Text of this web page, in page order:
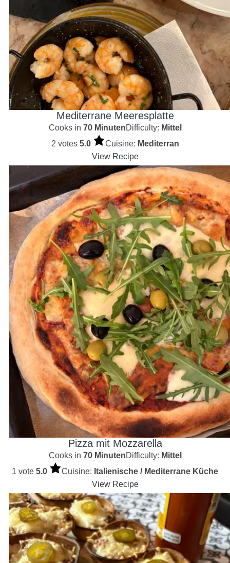
Mediterrane Meeresplatte
Cooks in 70 MinutenDifficulty: Mittel
2 votes 5.0 Cuisine: Mediterran
View Recipe
Pizza mit Mozzarella
Cooks in 70 MinutenDifficulty: Mittel
1 vote 5.0 Cuisine: Italienische / Mediterrane Küche
View Recipe